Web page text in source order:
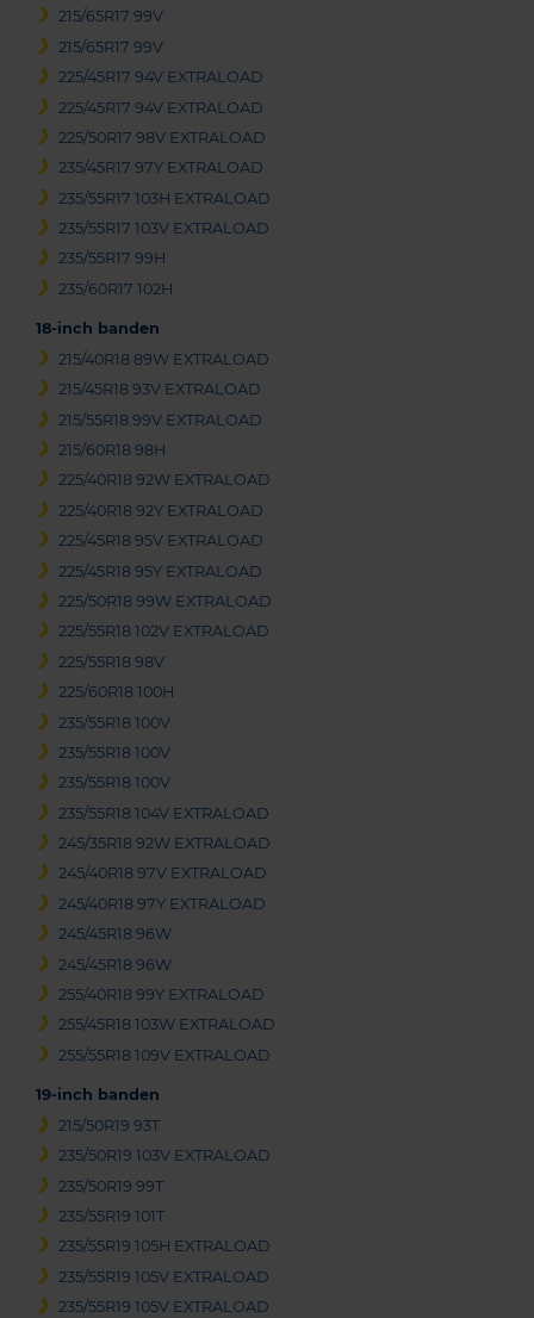
215/65R17 99V
215/65R17 99V
225/45R17 94V EXTRALOAD
225/45R17 94V EXTRALOAD
225/50R17 98V EXTRALOAD
235/45R17 97Y EXTRALOAD
235/55R17 103H EXTRALOAD
235/55R17 103V EXTRALOAD
235/55R17 99H
235/60R17 102H
18-inch banden
215/40R18 89W EXTRALOAD
215/45R18 93V EXTRALOAD
215/55R18 99V EXTRALOAD
215/60R18 98H
225/40R18 92W EXTRALOAD
225/40R18 92Y EXTRALOAD
225/45R18 95V EXTRALOAD
225/45R18 95Y EXTRALOAD
225/50R18 99W EXTRALOAD
225/55R18 102V EXTRALOAD
225/55R18 98V
225/60R18 100H
235/55R18 100V
235/55R18 100V
235/55R18 100V
235/55R18 104V EXTRALOAD
245/35R18 92W EXTRALOAD
245/40R18 97V EXTRALOAD
245/40R18 97Y EXTRALOAD
245/45R18 96W
245/45R18 96W
255/40R18 99Y EXTRALOAD
255/45R18 103W EXTRALOAD
255/55R18 109V EXTRALOAD
19-inch banden
215/50R19 93T
235/50R19 103V EXTRALOAD
235/50R19 99T
235/55R19 101T
235/55R19 105H EXTRALOAD
235/55R19 105V EXTRALOAD
235/55R19 105V EXTRALOAD